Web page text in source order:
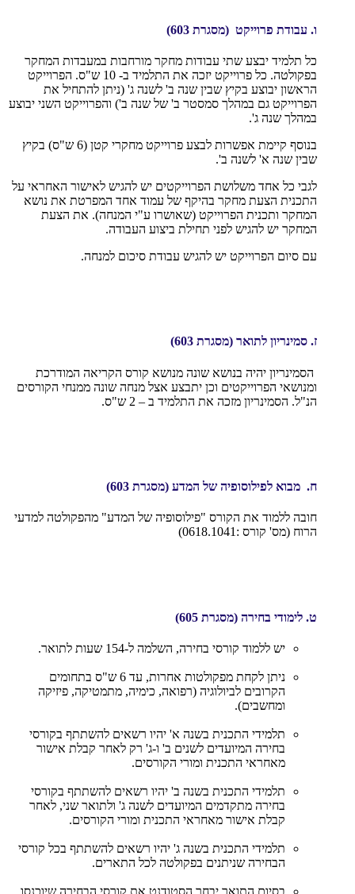
ו. עבודת פרוייקט (מסגרת 603)
כל תלמיד יבצע שתי עבודות מחקר מורחבות במעבדות המחקר
בפקולטה. כל פרוייקט יזכה את התלמיד ב- 10 ש"ס. הפרוייקט
הראשון יבוצע בקיץ שבין שנה ב' לשנה ג' (ניתן להתחיל את
הפרוייקט גם במהלך סמסטר ב' של שנה ב') והפרוייקט השני יבוצע
במהלך שנה ג'.
בנוסף קיימת אפשרות לבצע פרוייקט מחקרי קטן (6 ש"ס) בקיץ
שבין שנה א' לשנה ב'.
לגבי כל אחד משלושת הפרוייקטים יש להגיש לאישור האחראי על
התכנית הצעת מחקר בהיקף של עמוד אחד המפרטת את נושא
המחקר ותכנית הפרוייקט (שאושרו ע"י המנחה). את הצעת
המחקר יש להגיש לפני תחילת ביצוע העבודה.
עם סיום הפרוייקט יש להגיש עבודת סיכום למנחה.
ז. סמינריון לתואר (מסגרת 603)
הסמינריון יהיה בנושא שונה מנושא קורס הקריאה המודרכת
ומנושאי הפרוייקטים וכן יתבצע אצל מנחה שונה ממנחי הקורסים
הנ"ל. הסמינריון מזכה את התלמיד ב – 2 ש"ס.
ח. מבוא לפילוסופיה של המדע (מסגרת 603)
חובה ללמוד את הקורס "פילוסופיה של המדע" מהפקולטה למדעי
הרוח (מס' קורס :0618.1041)
ט. לימודי בחירה (מסגרת 605)
יש ללמוד קורסי בחירה, השלמה ל-154 שעות לתואר.
ניתן לקחת מפקולטות אחרות, עד 6 ש"ס בתחומים
הקרובים לביולוגיה (רפואה, כימיה, מתמטיקה, פיזיקה
ומחשבים).
תלמידי התכנית בשנה א' יהיו רשאים להשתתף בקורסי
בחירה המיועדים לשנים ב' ו-ג' רק לאחר קבלת אישור
מאחראי התכנית ומורי הקורסים.
תלמידי התכנית בשנה ב' יהיו רשאים להשתתף בקורסי
בחירה מתקדמים המיועדים לשנה ג' ולתואר שני, לאחר
קבלת אישור מאחראי התכנית ומורי הקורסים.
תלמידי התכנית בשנה ג' יהיו רשאים להשתתף בכל קורסי
הבחירה שניתנים בפקולטה לכל התארים.
בסיום התואר יבחר הסטודנט את קורסי הבחירה שיוכנסו